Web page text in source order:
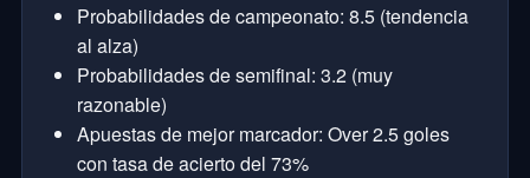
Probabilidades de campeonato: 8.5 (tendencia
al alza)
Probabilidades de semifinal: 3.2 (muy
razonable)
Apuestas de mejor marcador: Over 2.5 goles
con tasa de acierto del 73%